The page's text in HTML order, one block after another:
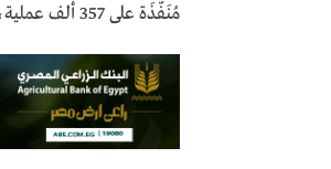
مُنَفّذَة على 357 ألف عملية، خلال تعاملات الأسبوع المنتهي.